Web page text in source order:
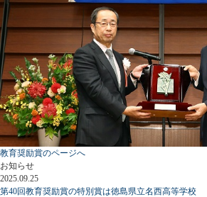
教育奨励賞のページへ
お知らせ
2025.09.25
第40回教育奨励賞の特別賞は徳島県立名西高等学校